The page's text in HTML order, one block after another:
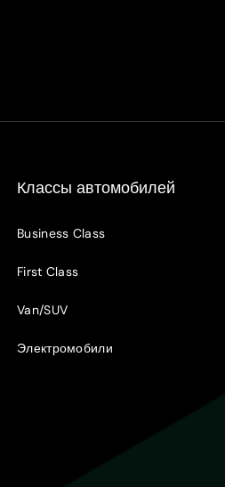
Классы автомобилей
Business Class
First Class
Van/SUV
Электромобили